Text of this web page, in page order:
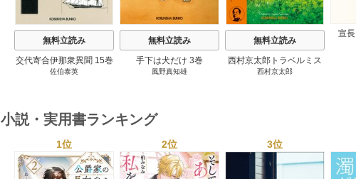
無料立読み
交代寄合伊那衆異聞 15巻
佐伯泰英
無料立読み
手下は犬だけ 3巻
風野真知雄
無料立読み
西村京太郎トラベルミス
テリー・セレクション 2
西村京太郎
宣
小説・実用書ランキング
1位 2位 3位